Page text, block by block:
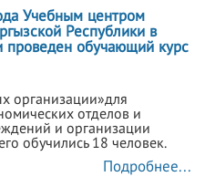
Учебным центром
Республики в
проведен обучающий курс
организации»для
отделов и
и организации
обучились 18 человек.
Подробнее...